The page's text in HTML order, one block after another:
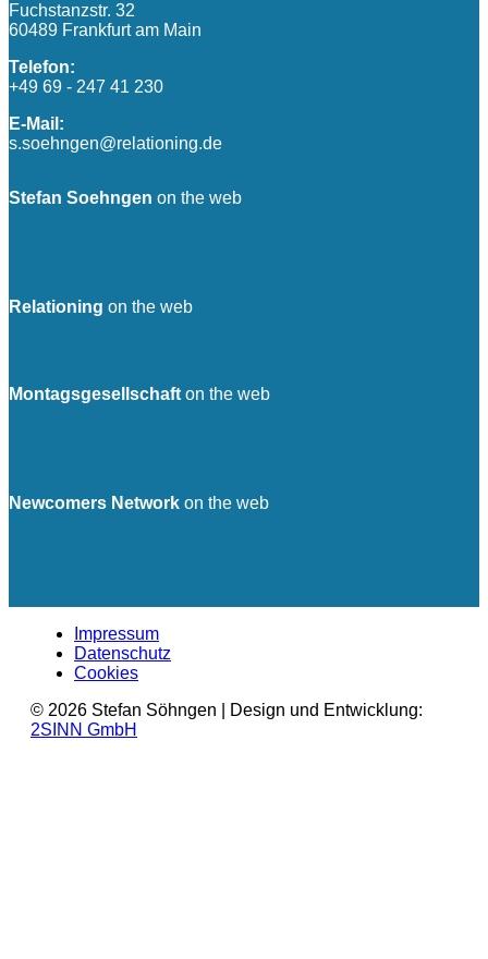
Fuchstanzstr. 32
60489 Frankfurt am Main
Telefon:
+49 69 - 247 41 230
E-Mail:
s.soehngen@relationing.de
Stefan Soehngen on the web
Relationing on the web
Montagsgesellschafton the web
Newcomers Network on the web
Impressum
Datenschutz
Cookies
© 2026 Stefan Söhngen | Design und Entwicklung:
2SINN GmbH